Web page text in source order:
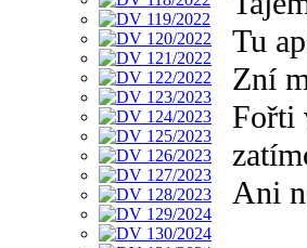
Tu
Zní
Fořti
Ani